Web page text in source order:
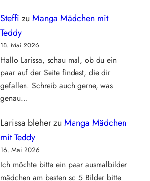
Steffi zu Manga Mädchen mit
Teddy
18. Mai 2026
Hallo Larissa, schau mal, ob du ein
paar auf der Seite findest, die dir
gefallen. Schreib auch gerne, was
genau…
Larissa bleherzu Manga Mädchen
mit Teddy
16. Mai 2026
Ich möchte bitte ein paar ausmalbilder
mädchen am besten so 5 Bilder bitte